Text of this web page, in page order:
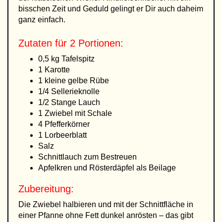
bisschen Zeit und Geduld gelingt er Dir auch daheim
ganz einfach.
Zutaten für 2 Portionen:
0,5 kg Tafelspitz
1 Karotte
1 kleine gelbe Rübe
1/4 Sellerieknolle
1/2 Stange Lauch
1 Zwiebel mit Schale
4 Pfefferkörner
1 Lorbeerblatt
Salz
Schnittlauch zum Bestreuen
Apfelkren und Rösterdäpfel als Beilage
Zubereitung:
Die Zwiebel halbieren und mit der Schnittfläche in
einer Pfanne ohne Fett dunkel anrösten – das gibt